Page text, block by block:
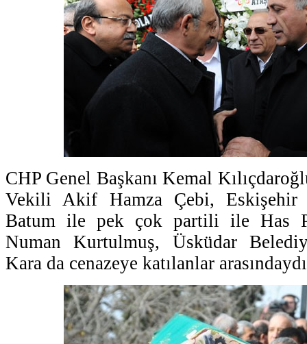
CHP Genel Başkanı Kemal
Vekili Akif Hamza Çebi,
Batum ile pek çok partili ile Has
Numan Kurtulmuş, Üsküdar
Kara da cenazeye katılanlar